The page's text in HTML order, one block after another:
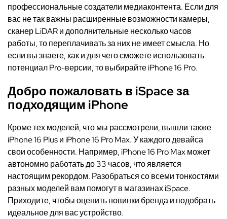
профессиональные создатели медиаконтента. Если для
вас не так важны расширенныевозможности камеры,
сканерLiDARидополнительныенесколько часов
работы, топереплачивать за них не имеет смысла. Но
если вы знаете, как и для чего сможете использовать
потенциалPro-версии, то выбирайтеiPhone16 Pro.
Добро пожаловать в iSpace за
подходящим iPhone
Кроме тех моделей, что мы рассмотрели, вышли также
iPhone 16 Plus и iPhone 16 Pro Max. У каждого девайса
свои особенности. Например, iPhone 16 Pro Max может
автономно работать до 33 часов, что является
настоящим рекордом. Разобраться со всеми тонкостями
разных моделей вам помогут в магазинах iSpace.
Приходите, чтобы оценить новинки бренда и подобрать
идеальное для вас устройство.